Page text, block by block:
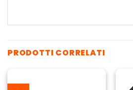
PRODOTTI CORRELATI